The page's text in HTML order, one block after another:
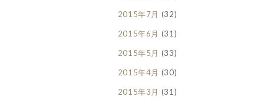
2015年7月 (32)
2015年6月 (31)
2015年5月 (33)
2015年4月 (30)
2015年3月 (31)